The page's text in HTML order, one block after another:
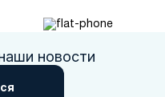
новости